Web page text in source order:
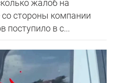
жалоб на
стороны компании
поступило в с...